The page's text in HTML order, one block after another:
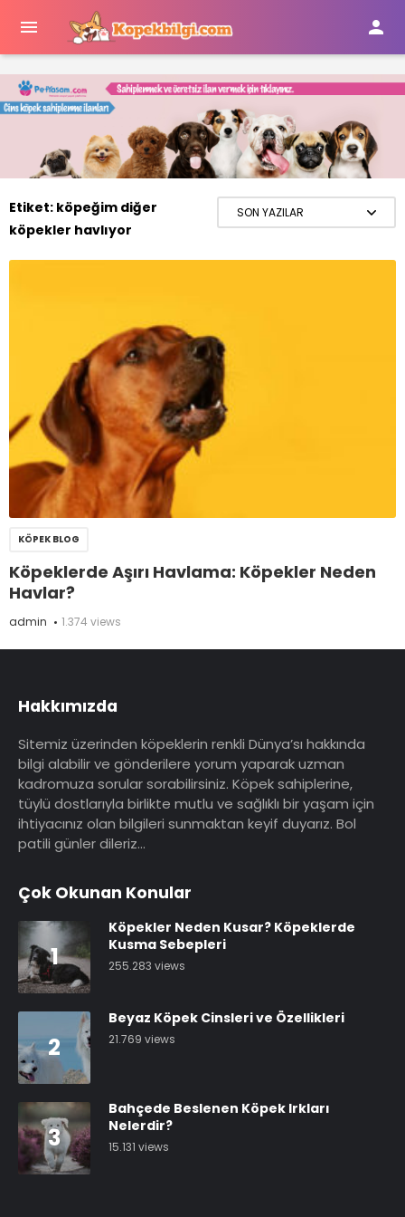
 
Etiket: köpeğim diğer
köpekler havlıyor
KÖPEK BLOG
Köpeklerde Aşırı Havlama: Köpekler Neden
Havlar?
admin 1.374 views
Hakkımızda
Sitemiz üzerinden köpeklerin renkli Dünya’sı hakkında
bilgi alabilir ve gönderilere yorum yaparak uzman
kadromuza sorular sorabilirsiniz. Köpek sahiplerine,
tüylü dostlarıyla birlikte mutlu ve sağlıklı bir yaşam için
ihtiyacınız olan bilgileri sunmaktan keyif duyarız. Bol
patili günler dileriz…
Çok Okunan Konular
1
Köpekler Neden Kusar? Köpeklerde
Kusma Sebepleri
255.283 views
2
Beyaz Köpek Cinsleri ve Özellikleri
21.769 views
3
Bahçede Beslenen Köpek Irkları
Nelerdir?
15.131 views